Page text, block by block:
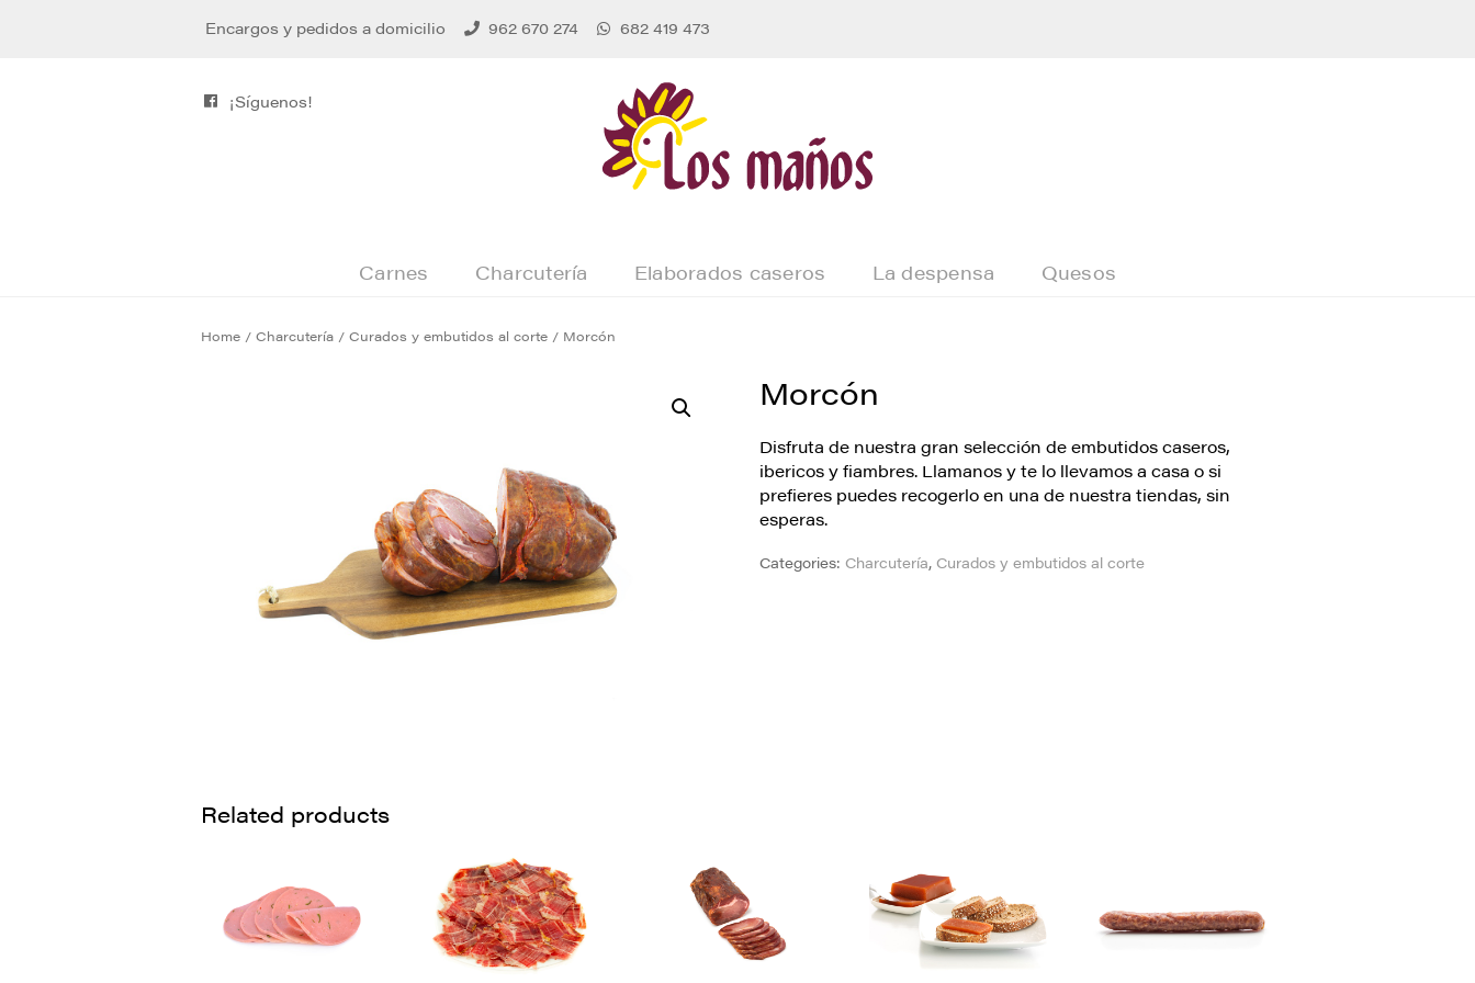
Encargos y pedidos a domicilio 962 670 274 682 419 473
¡Síguenos!
Carnes Charcutería Elaborados caseros La despensa Quesos
Home / Charcutería / Curados y embutidos al corte / Morcón
Morcón
Disfruta de nuestra gran selección de embutidos caseros,
ibericos y fiambres. Llamanos y te lo llevamos a casa o si
prefieres puedes recogerlo en una de nuestra tiendas, sin
esperas.
Categories: Charcutería, Curados y embutidos al corte
Related products